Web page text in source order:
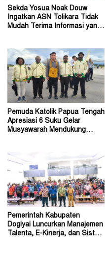
Sekda Yosua Noak Douw
Ingatkan ASN Tolikara Tidak
Mudah Terima Informasi yang
Pemuda Katolik Papua Tengah
Apresiasi 6 Suku Gelar
Musyawarah Mendukung
Pemerintah Kabupaten
Dogiyai Luncurkan Manajemen
Talenta, E-Kinerja, dan Sistem